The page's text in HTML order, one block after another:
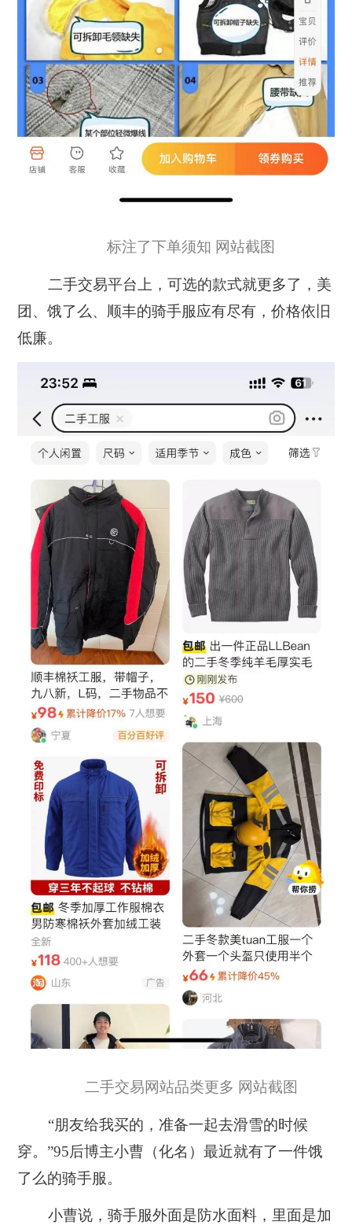
标注了下单须知 网站截图
二手交易平台上，可选的款式就更多了，美
团、饿了么、顺丰的骑手服应有尽有，价格依旧
低廉。
二手交易网站品类更多 网站截图
“朋友给我买的，准备一起去滑雪的时候
穿。”95后博主小曹（化名）最近就有了一件饿
了么的骑手服。
小曹说，骑手服外面是防水面料，里面是加